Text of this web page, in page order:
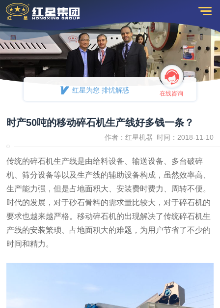
红星为您 排忧解惑 在线咨询
时产50吨的移动碎石机生产线好多钱一条？
作者：红星机器 时间：2018-11-10
传统的碎石机生产线是由给料设备、输送设备、多台破碎
机、筛分设备等以及生产线的辅助设备构成，虽然效率高、
生产能力强，但是占地面积大、安装费时费力、周转不便。
时代的发展，对于砂石骨料的需求量比较大，对于碎石机的
要求也越来越严格。移动碎石机的出现解决了传统碎石机生
产线的安装繁琐、占地面积大的难题，为用户节省了不少的
时间和精力。